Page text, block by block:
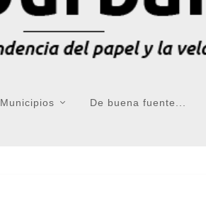
Municipios De buena fuente...